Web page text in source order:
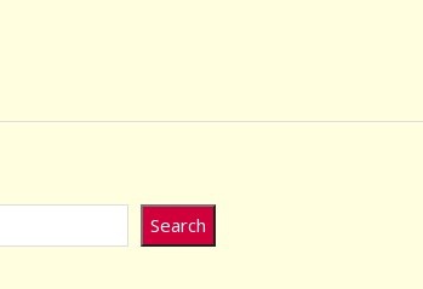
Search